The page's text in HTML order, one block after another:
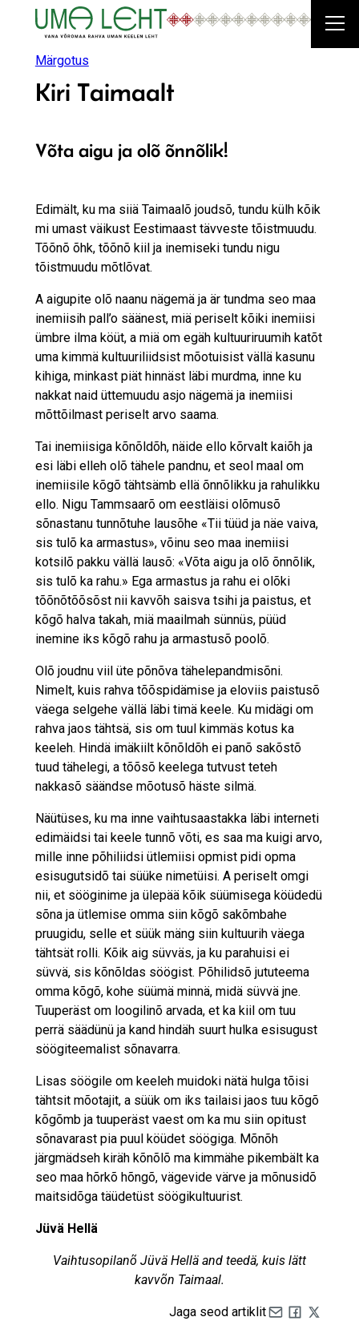
juurdeMärgotus
Kiri Taimaalt
Võta aigu ja olõ õnnõlik!
Edimält, ku ma siiä Taimaalõ joudsõ, tundu külh kõik
mi umast väikust Eestimaast tävveste tõistmuudu.
Tõõnõ õhk, tõõnõ kiil ja inemiseki tundu nigu
tõistmuudu mõtlõvat.
A aigupite olõ naanu nägemä ja är tundma seo maa
inemiisih pall’o säänest, miä periselt kõiki inemiisi
ümbre ilma köüt, a miä om egäh kultuuriruumih katõt
uma kimmä kultuuriliidsist mõotuisist vällä kasunu
kihiga, minkast piät hinnäst läbi murdma, inne ku
nakkat naid üttemuudu asjo nägemä ja inemiisi
mõttõilmast periselt arvo saama.
Tai inemiisiga kõnõldõh, näide ello kõrvalt kaiõh ja
esi läbi elleh olõ tähele pandnu, et seol maal om
inemiisile kõgõ tähtsämb ellä õnnõlikku ja rahulikku
ello. Nigu Tammsaarõ om eestläisi olõmusõ
sõnastanu tunnõtuhe lausõhe «Tii tüüd ja näe vaiva,
sis tulõ ka armastus», võinu seo maa inemiisi
kotsilõ pakku vällä lausõ: «Võta aigu ja olõ õnnõlik,
sis tulõ ka rahu.» Ega armastus ja rahu ei olõki
tõõnõtõõsõst nii kavvõh saisva tsihi ja paistus, et
kõgõ halva takah, miä maailmah sünnüs, püüd
inemine iks kõgõ rahu ja armastusõ poolõ.
Olõ joudnu viil üte põnõva tähelepandmisõni.
Nimelt, kuis rahva tõõspidämise ja eloviis paistusõ
väega selgehe vällä läbi timä keele. Ku midägi om
rahva jaos tähtsä, sis om tuul kimmäs kotus ka
keeleh. Hindä imäkiilt kõnõldõh ei panõ sakõstõ
tuud tähelegi, a tõõsõ keelega tutvust teteh
nakkasõ säändse mõotusõ häste silmä.
Näütüses, ku ma inne vaihtusaastakka läbi interneti
edimäidsi tai keele tunnõ võti, es saa ma kuigi arvo,
mille inne põhiliidsi ütlemiisi opmist pidi opma
esisugutsidõ tai süüke nimetüisi. A periselt omgi
nii, et sööginime ja ülepää kõik süümisega köüdedü
sõna ja ütlemise omma siin kõgõ sakõmbahe
pruugidu, selle et süük mäng siin kultuurih väega
tähtsät rolli. Kõik aig süvväs, ja ku parahuisi ei
süvvä, sis kõnõldas söögist. Põhilidsõ jututeema
omma kõgõ, kohe süümä minnä, midä süvvä jne.
Tuuperäst om loogilinõ arvada, et ka kiil om tuu
perrä säädünü ja kand hindäh suurt hulka esisugust
söögiteemalist sõnavarra.
Lisas söögile om keeleh muidoki nätä hulga tõisi
tähtsit mõotajit, a süük om iks tailaisi jaos tuu kõgõ
kõgõmb ja tuuperäst vaest om ka mu siin opitust
sõnavarast pia puul köüdet söögiga. Mõnõh
järgmädseh kiräh kõnõlõ ma kimmähe pikembält ka
seo maa hõrkõ hõngõ, vägevide värve ja mõnusidõ
maitsidõga täüdetüst söögikultuurist.
Jüvä Hellä
Vaihtusopilanõ Jüvä Hellä and teedä, kuis lätt
kavvõn Taimaal.
Jaga seod artiklit